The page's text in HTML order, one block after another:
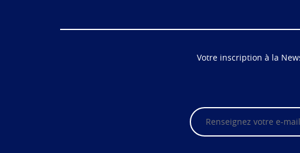
Votre inscription à la
Veuillez
laisser
ce